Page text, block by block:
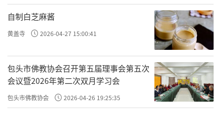
自制白芝麻酱
黄盖寺 2026-04-27 15:00:41
包头市佛教协会召开第五届理事会第五次
会议暨2026年第二次双月学习会
包头市佛教协会 2026-04-26 19:25:35